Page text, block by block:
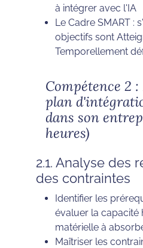
à intégrer avec l'IA
Le Cadre SMART :
objectifs sont
Temporellement
Compétence 2
plan
dans son
heures)
2.1. Analyse des
des contraintes
Identifier les
évaluer la capacité
matérielle à
Maîtriser les